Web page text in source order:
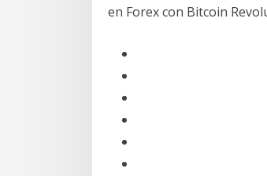
en Forex con Bitcoin